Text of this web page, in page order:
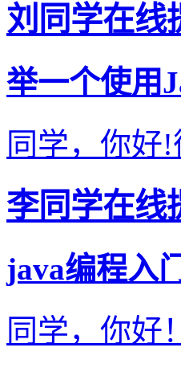
刘同学在线
举一个使用
同学，你好
李同学在线
java编程入
同学，你好